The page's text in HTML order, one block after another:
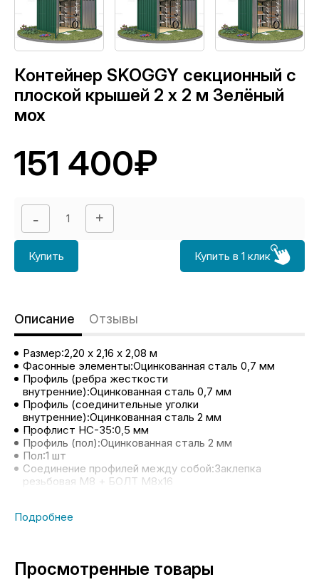
Контейнер SKOGGY секционный с
плоской крышей 2 х 2 м Зелёный
мох
151 400₽
Купить Купить в 1 клик
Описание Отзывы
Размер:2,20 х 2,16 х 2,08 м
Фасонные элементы:Оцинкованная сталь 0,7 мм
Профиль (ребра жесткости
внутренние):Оцинкованная сталь 0,7 мм
Профиль (соединительные уголки
внутренние):Оцинкованная сталь 2 мм
Профлист НС-35:0,5 мм
Профиль (пол):Оцинкованная сталь 2 мм
Пол:1 шт
Соединение профилей между собой:Заклепка
резьбовая М8 + БОЛТ М8х16
Соединение уголков внутренних с боковыми стенами
Соединение боковой стены с полом (OSB):Саморез
Просмотренные товары